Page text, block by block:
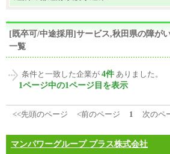
[既卒可/中途採用]サービス,秋田県の障が
一覧
条件と一致した企業が 4件 ありました。
1ページ中の1ページ目を表示
<<先頭のページ
<前のページ 1 次のペ
マンパワーグループ プラス株式会社